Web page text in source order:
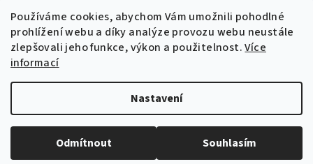
Používáme cookies, abychom Vám umožnili pohodlné
prohlížení webu a díky analýze provozu webu neustále
zlepšovali jeho funkce, výkon a použitelnost.Více
informací
Nastavení
Odmítnout Souhlasím
Kontakt
info @dottydoggie.cz
+420739459984
DOTTY DOGGIE
Vytvořil Shoptet